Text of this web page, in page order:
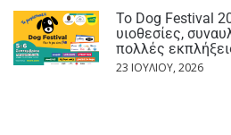
Το Dog Festival
υιοθεσίες,
πολλές
23 ΙΟΥΛΊΟΥ, 2026